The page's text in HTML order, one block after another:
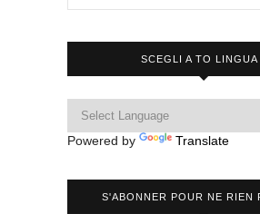
SCEGLI A TO LINGUA
Powered by Translate
S'ABONNER POUR NE RIEN